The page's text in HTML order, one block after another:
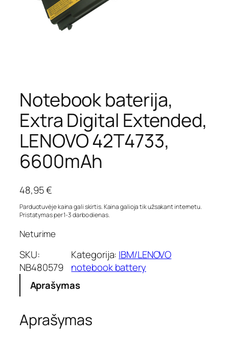
Notebook baterija,
Extra Digital Extended,
LENOVO 42T4733,
6600mAh
48,95€
Parduotuvėje kaina gali skirtis. Kaina galioja tik užsakant internetu.
Pristatymas per 1-3 darbo dienas.
Neturime
SKU:
NB480579
Kategorija: IBM/LENOVO
notebook battery
Aprašymas
Aprašymas